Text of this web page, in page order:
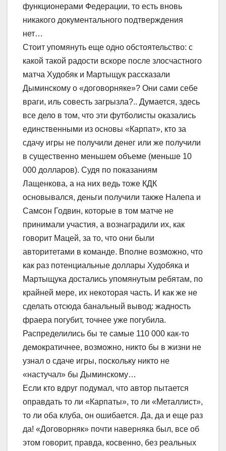
функционерами Федерации, то есть вновь
никакого документального подтверждения
нет…
Стоит упомянуть еще одно обстоятельство: с
какой такой радости вскоре после злосчастного
матча Худобяк и Мартыщук рассказали
Дыминскому о «договорняке»? Они сами себе
враги, иль совесть загрызла?.. Думается, здесь
все дело в том, что эти футболисты оказались
единственными из основы «Карпат», кто за
сдачу игры не получили денег или же получили
в существенно меньшем объеме (меньше 10
000 долларов). Судя по показаниям
Лащенкова, а на них ведь тоже КДК
основывался, деньги получили также Налепа и
Самсон Годвин, которые в том матче не
принимали участия, а вознаградили их, как
говорит Мацей, за то, что они были
авторитетами в команде. Вполне возможно, что
как раз потенциальные доллары Худобяка и
Мартыщука достались упомянутым ребятам, по
крайней мере, их некоторая часть. И как же не
сделать отсюда банальный вывод: жадность
фраера погубит, точнее уже погубила.
Распределились бы те самые 110 000 как-то
демократичнее, возможно, никто бы в жизни не
узнал о сдаче игры, поскольку никто не
«настучал» бы Дыминскому…
Если кто вдруг подумал, что автор пытается
оправдать то ли «Карпаты», то ли «Металлист»,
то ли оба клуба, он ошибается. Да, да и еще раз
да! «Договорняк» почти наверняка был, все об
этом говорит, правда, косвенно, без реальных